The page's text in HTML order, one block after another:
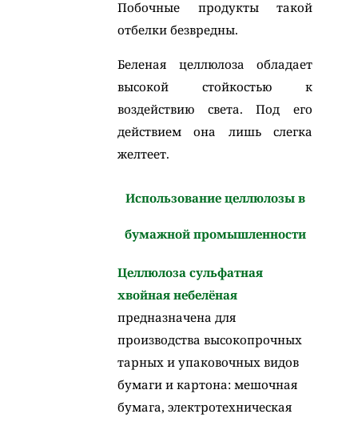
Побочные продукты такой
отбелки безвредны.
Беленая целлюлоза обладает
высокой стойкостью к
воздействию света. Под его
действием она лишь слегка
желтеет.
Использование целлюлозы в
бумажной промышленности
Целлюлоза сульфатная
хвойная небелёная
предназначена для
производства высокопрочных
тарных и упаковочных видов
бумаги и картона: мешочная
бумага, электротехническая